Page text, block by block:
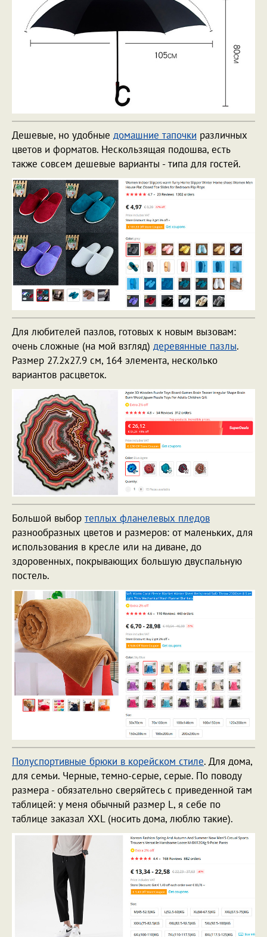
Дешевые, но удобные домашние тапочки различных
цветов и форматов. Нескользящая подошва, есть
также совсем дешевые варианты - типа для гостей.
Для любителей пазлов, готовых к новым вызовам:
очень сложные (на мой взгляд) деревянные пазлы.
Размер 27.2x27.9 см, 164 элемента, несколько
вариантов расцветок.
Большой выбор теплых фланелевых пледов
разнообразных цветов и размеров: от маленьких, для
использования в кресле или на диване, до
здоровенных, покрывающих большую двуспальную
постель.
Полуспортивные брюки в корейском стиле. Для дома,
для семьи. Черные, темно-серые, серые. По поводу
размера - обязательно сверяйтесь с приведенной там
таблицей: у меня обычный размер L, я себе по
таблице заказал XXL (носить дома, люблю такие).